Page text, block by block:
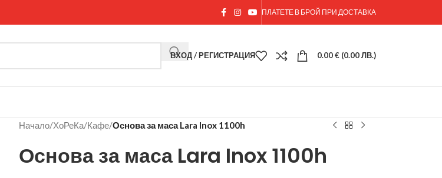
ПЛАТЕТЕ В БРОЙ ПРИ ДОСТАВКА
ВХОД / РЕГИСТРАЦИЯ 0.00€ (0.00 ЛВ.)
Начало/ХоРеКа/Кафе/Основа за маса Lara Inox 1100h
Основа за маса Lara Inox 1100h